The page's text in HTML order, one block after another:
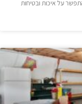
על איכות ובטיחות